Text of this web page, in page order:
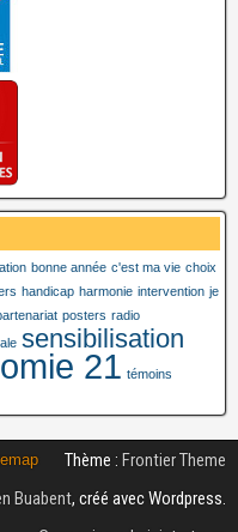
bonne année c'est ma vie choix
handicap harmonie intervention je
posters radio
sensibilisation
21 témoins
Thème : Frontier Theme
Buabent, créé avec Wordpress.